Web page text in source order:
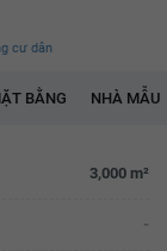
cư dân
BẰNG NHÀ MẪU
3,000 m²
-